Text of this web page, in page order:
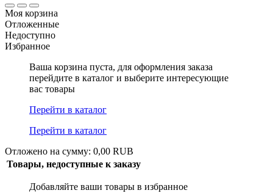
Моя корзина
Отложенные
Недоступно
Избранное
Ваша корзина пуста, для оформления заказа
перейдите в каталог и выберите интересующие
вас товары
Перейти в каталог
Перейти в каталог
Отложено на сумму: 0,00 RUB
Товары, недоступные к заказу
Добавляйте ваши товары в избранное